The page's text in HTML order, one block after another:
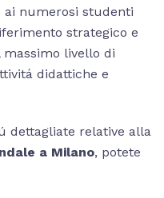
numerosi studenti
strategico e
massimo livello di
didattiche e
dettagliate relative alla
a Milano, potete